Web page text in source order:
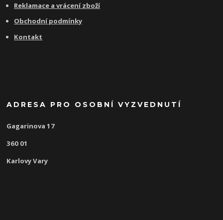
Reklamace a vrácení zboží
Obchodní podmínky
Kontakt
ADRESA PRO OSOBNÍ VYZVEDNUTÍ
Gagarinova 17
360 01
Karlovy Vary